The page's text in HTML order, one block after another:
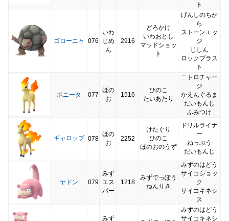
ト
ゴローニャ 076
いわ
じめ
ん
2916
どろかけ
いわおとし
マッドショッ
ト
げんしのちか
ら
ストーンエッ
ジ
じしん
ロックブラス
ト
ポニータ 077
ほの
お
1516
ひのこ
たいあたり
ニトロチャー
ジ
かえんぐるま
だいもんじ
ふみつけ
ギャロップ 078
ほの
お
2252
けたぐり
ひのこ
ほのおのうず
ドリルライナ
ー
ねっぷう
だいもんじ
ヤドン 079
みず
エス
パー
1218
みずでっぽう
ねんりき
みずのはどう
サイコショッ
ク
サイコキネシ
ス
みず
みずのはどう
サイコキネシ